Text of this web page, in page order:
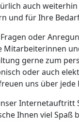
auch
und für Ihre
oder
Mitarbeiterinnen
gerne zum
oder auch
uns über jede
Internetauftritt
Ihnen viel Spaß